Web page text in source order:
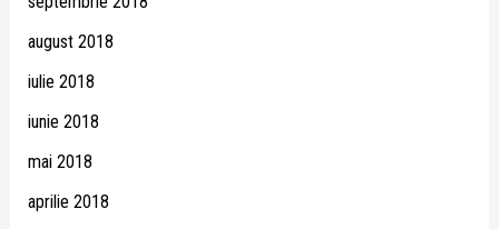
august 2018
iulie 2018
iunie 2018
mai 2018
aprilie 2018